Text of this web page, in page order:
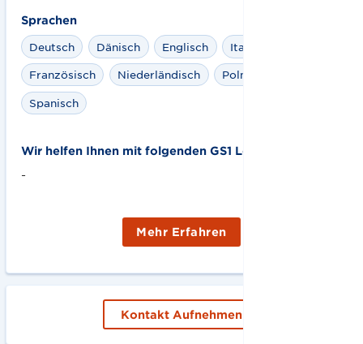
Sprachen
Deutsch
Dänisch Englisch Italienisch
Französisch Niederländisch Polnisch
Spanisch
Wir helfen Ihnen mit folgenden GS1 Lösungen:
-
Mehr Erfahren
Kontakt Aufnehmen